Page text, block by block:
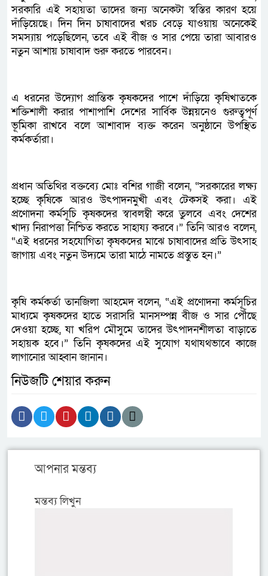
সরকারি এই সহায়তা তাদের জন্য অনেকটা স্বস্তির কারণ হয়ে
দাঁড়িয়েছে। দিন দিন চাষাবাদের খরচ বেড়ে যাওয়ায় অনেকেই
সমস্যায় পড়েছিলেন, তবে এই বীজ ও সার পেয়ে তারা আবারও
নতুন আশায় চাষাবাদ শুরু করতে পারবেন।
এ ধরনের উদ্যোগ প্রান্তিক কৃষকদের পাশে দাঁড়িয়ে কৃষিখাতকে
শক্তিশালী করার পাশাপাশি দেশের সার্বিক উন্নয়নেও গুরুত্বপূর্ণ
ভূমিকা রাখবে বলে আশাবাদ ব্যক্ত করেন অনুষ্ঠানে উপস্থিত
কর্মকর্তারা।
প্রধান অতিথির বক্তব্যে মোঃ বশির গাজী বলেন, “সরকারের লক্ষ্য
হচ্ছে কৃষিকে আরও উৎপাদনমুখী এবং টেকসই করা। এই
প্রণোদনা কর্মসূচি কৃষকদের স্বাবলম্বী করে তুলবে এবং দেশের
খাদ্য নিরাপত্তা নিশ্চিত করতে সাহায্য করবে।” তিনি আরও বলেন,
“এই ধরনের সহযোগিতা কৃষকদের মাঝে চাষাবাদের প্রতি উৎসাহ
জাগায় এবং নতুন উদ্যমে তারা মাঠে নামতে প্রস্তুত হন।”
কৃষি কর্মকর্তা তানজিলা আহমেদ বলেন, “এই প্রণোদনা কর্মসূচির
মাধ্যমে কৃষকদের হাতে সরাসরি মানসম্পন্ন বীজ ও সার পৌঁছে
দেওয়া হচ্ছে, যা খরিপ মৌসুমে তাদের উৎপাদনশীলতা বাড়াতে
সহায়ক হবে।” তিনি কৃষকদের এই সুযোগ যথাযথভাবে কাজে
লাগানোর আহ্বান জানান।
নিউজটি শেয়ার করুন
আপনার মন্তব্য
মন্তব্য লিখুন